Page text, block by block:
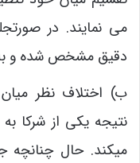
می نمایند. در
دقیق مشخص شده و به
ب) اختلاف نظر
نتیجه یکی از شرکا
میکند. حال چنانچه